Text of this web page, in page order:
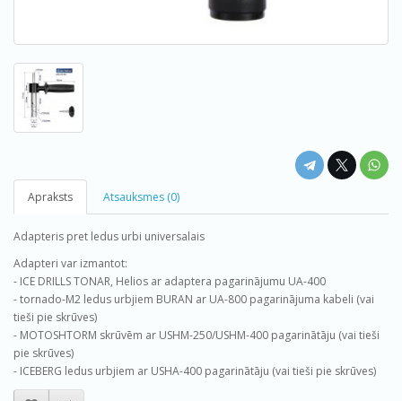
Apraksts Atsauksmes (0)
Adapteris pret ledus urbi universalais
Adapteri var izmantot:
- ICE DRILLS TONAR, Helios ar adaptera pagarinājumu UA-400
- tornado-M2 ledus urbjiem BURAN ar UA-800 pagarinājuma kabeli (vai
tieši pie skrūves)
- MOTOSHTORM skrūvēm ar USHM-250/USHM-400 pagarinātāju (vai tieši
pie skrūves)
- ICEBERG ledus urbjiem ar USHA-400 pagarinātāju (vai tieši pie skrūves)